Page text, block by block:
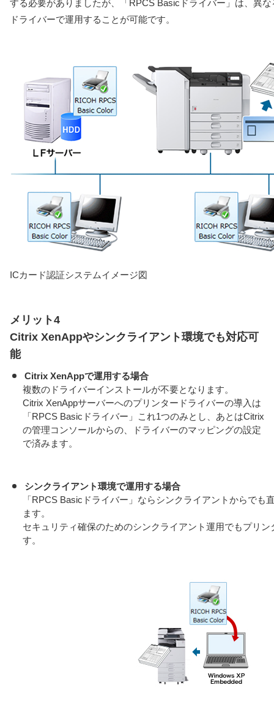
する必要がありましたが、「RPCS Basicドライバー」は、異
ドライバーで運用することが可能です。
ICカード認証システムイメージ図
メリット4
Citrix XenAppやシンクライアント環境でも対応可
能
Citrix XenAppで運用する場合
複数のドライバーインストールが不要となります。
Citrix XenAppサーバーへのプリンタードライバーの導入は
「RPCS Basicドライバー」これ1つのみとし、あとはCitrix
の管理コンソールからの、ドライバーのマッピングの設定
で済みます。
シンクライアント環境で運用する場合
「RPCS Basicドライバー」ならシンクライアントからでも
ます。
セキュリティ確保のためのシンクライアント運用でもプリ
す。